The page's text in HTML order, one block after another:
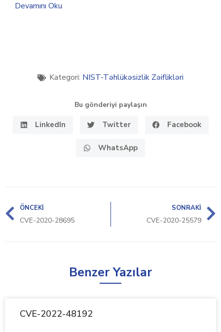
Devamını Oku
Kategori: NIST-Təhlükəsizlik Zəiflikləri
Bu gönderiyi paylaşın
LinkedIn Twitter Facebook
WhatsApp
ÖNCEKI
CVE-2020-28695
SONRAKI
CVE-2020-25579
Benzer Yazılar
CVE-2022-48192